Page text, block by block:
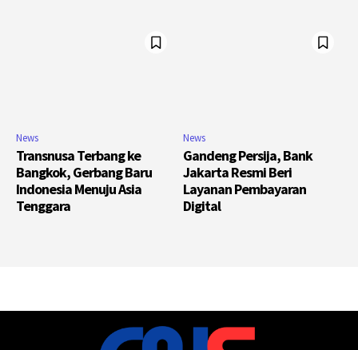
News
Transnusa Terbang ke
Bangkok, Gerbang Baru
Indonesia Menuju Asia
Tenggara
News
Gandeng Persija, Bank
Jakarta Resmi Beri
Layanan Pembayaran
Digital